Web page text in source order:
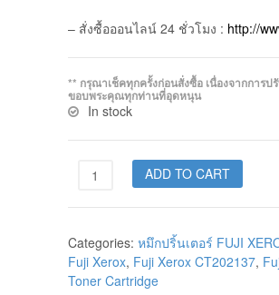
– สั่งซื้อออนไลน์ 24 ชั่วโมง : http://
** กรุณาเช็คทุกครั้งก่อนสั่งซื้อ เนื่องจากการ
ขอบพระคุณทุกท่านที่อุดหนุน
In stock
ADD TO CART
Categories: หมึกปริ้นเตอร์ FUJI
Fuji Xerox, Fuji Xerox CT202137,
Toner Cartridge